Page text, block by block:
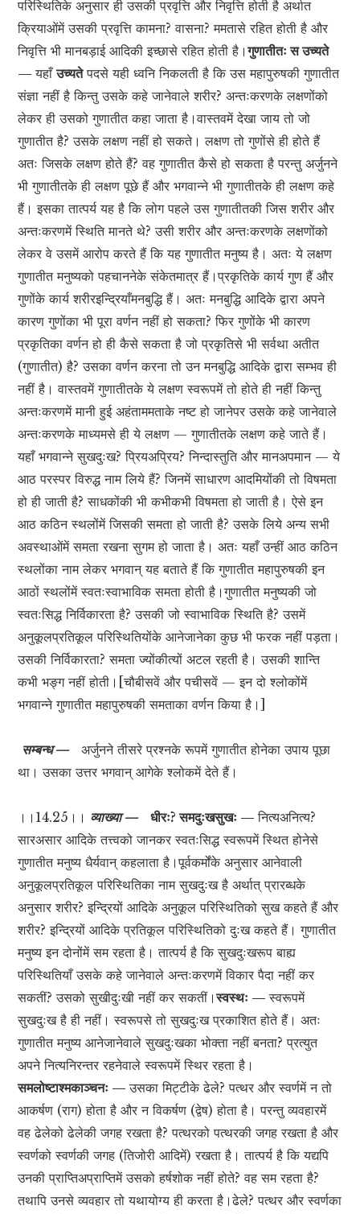
परिस्थितिके अनुसार ही उसकी प्रवृत्ति और निवृत्ति होती है अर्थात
क्रियाओंमें उसकी प्रवृत्ति कामना? वासना? ममतासे रहित होती है और
निवृत्ति भी मानबड़ाई आदिकी इच्छासे रहित होती है।गुणातीतः स उच्यते
—यहाँउच्यतेपदसे यही ध्वनि निकलती है कि उस महापुरुषकी गुणातीत
संज्ञा नहीं है किन्तु उसके कहे जानेवाले शरीर? अन्तःकरणके लक्षणोंको
लेकर ही उसको गुणातीत कहा जाता है।वास्तवमें देखा जाय तो जो
गुणातीत है? उसके लक्षण नहीं हो सकते। लक्षण तो गुणोंसे ही होते हैं
अतः जिसके लक्षण होते हैं? वह गुणातीत कैसे हो सकता है परन्तु अर्जुनने
भी गुणातीतके ही लक्षण पूछे हैं और भगवान्ने भी गुणातीतके ही लक्षण कहे
हैं। इसका तात्पर्य यह है कि लोग पहले उस गुणातीतकी जिस शरीर और
अन्तःकरणमें स्थिति मानते थे? उसी शरीर और अन्तःकरणके लक्षणोंको
लेकर वे उसमें आरोप करते हैं कि यह गुणातीत मनुष्य है। अतः ये लक्षण
गुणातीत मनुष्यको पहचाननेके संकेतमात्र हैं।प्रकृतिके कार्य गुण हैं और
गुणोंके कार्य शरीरइन्द्रियाँमनबुद्धि हैं। अतः मनबुद्धि आदिके द्वारा अपने
कारण गुणोंका भी पूरा वर्णन नहीं हो सकता? फिर गुणोंके भी कारण
प्रकृतिका वर्णन हो ही कैसे सकता है जो प्रकृतिसे भी सर्वथा अतीत
(गुणातीत) है? उसका वर्णन करना तो उन मनबुद्धि आदिके द्वारा सम्भव ही
नहीं है। वास्तवमें गुणातीतके ये लक्षण स्वरूपमें तो होते ही नहीं किन्तु
अन्तःकरणमें मानी हुई अहंताममताके नष्ट हो जानेपर उसके कहे जानेवाले
अन्तःकरणके माध्यमसे ही ये लक्षण — गुणातीतके लक्षण कहे जाते हैं।
यहाँ भगवान्ने सुखदुःख? प्रियअप्रिय? निन्दास्तुति और मानअपमान — ये
आठ परस्पर विरुद्ध नाम लिये हैं? जिनमें साधारण आदमियोंकी तो विषमता
हो ही जाती है? साधकोंकी भी कभीकभी विषमता हो जाती है। ऐसे इन
आठ कठिन स्थलोंमें जिसकी समता हो जाती है? उसके लिये अन्य सभी
अवस्थाओंमें समता रखना सुगम हो जाता है। अतः यहाँ उन्हीं आठ कठिन
स्थलोंका नाम लेकर भगवान् यह बताते हैं कि गुणातीत महापुरुषकी इन
आठों स्थलोंमें स्वतःस्वाभाविक समता होती है।गुणातीत मनुष्यकी जो
स्वतःसिद्ध निर्विकारता है? उसकी जो स्वाभाविक स्थिति है? उसमें
अनुकूलप्रतिकूल परिस्थितियोंके आनेजानेका कुछ भी फरक नहीं पड़ता।
उसकी निर्विकारता? समता ज्योंकीत्यों अटल रहती है। उसकी शान्ति
कभी भङ्ग नहीं होती।[चौबीसवें और पचीसवें — इन दो श्लोकोंमें
भगवान्ने गुणातीत महापुरुषकी समताका वर्णन किया है।]
सम्बन्ध —
अर्जुनने तीसरे प्रश्नके रूपमें गुणातीत होनेका उपाय पूछा
था। उसका उत्तर भगवान् आगेके श्लोकमें देते हैं।
।।14.25।। व्याख्या — धीरः? समदुःखसुखः —नित्यअनित्य?
सारअसार आदिके तत्त्वको जानकर स्वतःसिद्ध स्वरूपमें स्थित होनेसे
गुणातीत मनुष्य धैर्यवान् कहलाता है।पूर्वकर्मोंके अनुसार आनेवाली
अनुकूलप्रतिकूल परिस्थितिका नाम सुखदुःख है अर्थात् प्रारब्धके
अनुसार शरीर? इन्द्रियों आदिके अनुकूल परिस्थितिको सुख कहते हैं और
शरीर? इन्द्रियों आदिके प्रतिकूल परिस्थितिको दुःख कहते हैं। गुणातीत
मनुष्य इन दोनोंमें सम रहता है। तात्पर्य है कि सुखदुःखरूप बाह्य
परिस्थितियाँ उसके कहे जानेवाले अन्तःकरणमें विकार पैदा नहीं कर
सकतीं? उसको सुखीदुःखी नहीं कर सकतीं।स्वस्थः —स्वरूपमें
सुखदुःख है ही नहीं। स्वरूपसे तो सुखदुःख प्रकाशित होते हैं। अतः
गुणातीत मनुष्य आनेजानेवाले सुखदुःखका भोक्ता नहीं बनता? प्रत्युत
अपने नित्यनिरन्तर रहनेवाले स्वरूपमें स्थिर रहता है।
समलोष्टाश्मकाञ्चनः —उसका मिट्टीके ढेले? पत्थर और स्वर्णमें न तो
आकर्षण (राग) होता है और न विकर्षण (द्वेष) होता है। परन्तु व्यवहारमें
वह ढेलेको ढेलेकी जगह रखता है? पत्थरको पत्थरकी जगह रखता है और
स्वर्णको स्वर्णकी जगह (तिजोरी आदिमें) रखता है। तात्पर्य है कि यद्यपि
उनकी प्राप्तिअप्राप्तिमें उसको हर्षशोक नहीं होते? वह सम रहता है?
तथापि उनसे व्यवहार तो यथायोग्य ही करता है।ढेले? पत्थर और स्वर्णका